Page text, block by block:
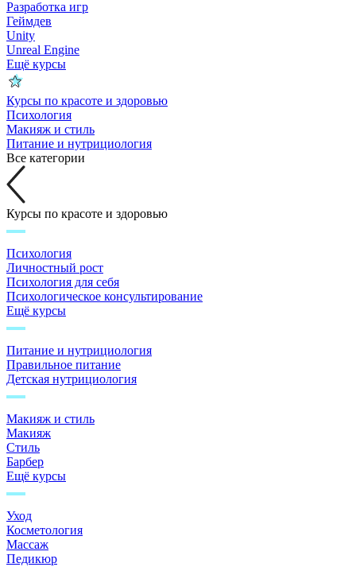
Разработка игр
Геймдев
Unity
Unreal Engine
Ещё курсы
Курсы по красоте и здоровью
Психология
Макияж и стиль
Питание и нутрициология
Все категории
Курсы по красоте и здоровью
Психология
Личностный рост
Психология для себя
Психологическое консультирование
Ещё курсы
Питание и нутрициология
Правильное питание
Детская нутрициология
Макияж и стиль
Макияж
Стиль
Барбер
Ещё курсы
Уход
Косметология
Массаж
Педикюр